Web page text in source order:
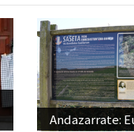
Andazarrate: